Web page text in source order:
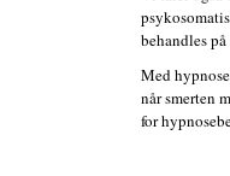
behandles på
Med
når smerten
for